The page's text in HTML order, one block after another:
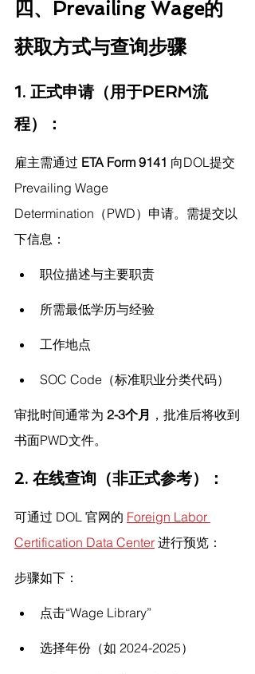
四、Prevailing Wage的
获取方式与查询步骤
1. 正式申请（用于PERM流
程）：
雇主需通过 ETA Form 9141 向DOL提交
Prevailing Wage
Determination（PWD）申请。需提交以
下信息：
职位描述与主要职责
所需最低学历与经验
工作地点
SOC Code（标准职业分类代码）
审批时间通常为 2-3个月 ，批准后将收到
书面PWD文件。
2. 在线查询（非正式参考）：
可通过 DOL 官网的 Foreign Labor
Certification Data Center 进行预览：
步骤如下：
点击“Wage Library”
选择年份（如 2024-2025）